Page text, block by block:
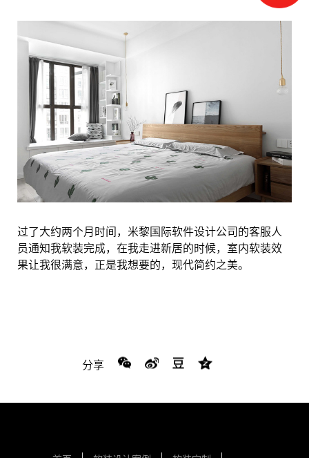
过了大约两个月时间，米黎国际软件设计公司的客服人
员通知我软装完成，在我走进新居的时候，室内软装效
果让我很满意，正是我想要的，现代简约之美。
分享